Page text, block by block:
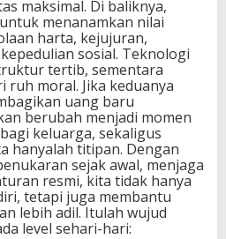
maksimal. Di baliknya,
menanamkan nilai
harta, kejujuran,
sosial. Teknologi
tertib, sementara
ruh moral. Jika keduanya
uang baru
berubah menjadi momen
keluarga, sekaligus
hanyalah titipan. Dengan
sejak awal, menjaga
resmi, kita tidak hanya
tetapi juga membantu
lebih adil. Itulah wujud
level sehari-hari: